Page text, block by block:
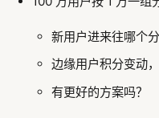
新用户进来往哪个分
边缘用户积分变动
有更好的方案吗？